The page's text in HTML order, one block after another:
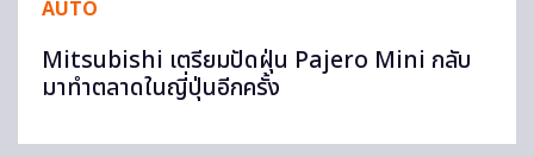
AUTO
Mitsubishi เตรียมปัดฝุ่น Pajero Mini กลับ
มาทำตลาดในญี่ปุ่นอีกครั้ง